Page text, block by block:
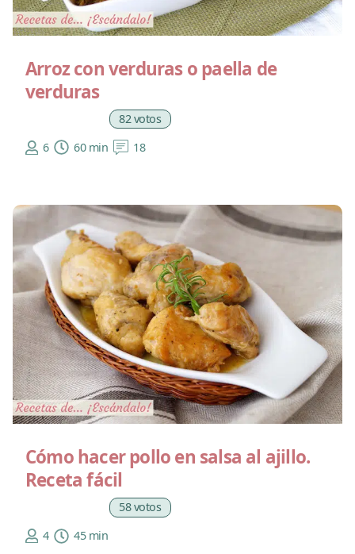
Arroz con verduras o paella de
verduras
82 votos
6
60 min 18
Cómo hacer pollo en salsa al ajillo.
Receta fácil
58 votos
4
45 min